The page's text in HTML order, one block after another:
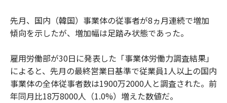
先月、国内（韓国）事業体の従事者が8ヵ月連続で増加
傾向を示したが、増加幅は足踏み状態であった。
雇用労働部が30日に発表した「事業体労働力調査結果」
によると、先月の最終営業日基準で従業員1人以上の国内
事業体の全体従事者数は1900万2000人と調査された。前
年同月比18万8000人（1.0%）増えた数値だ。